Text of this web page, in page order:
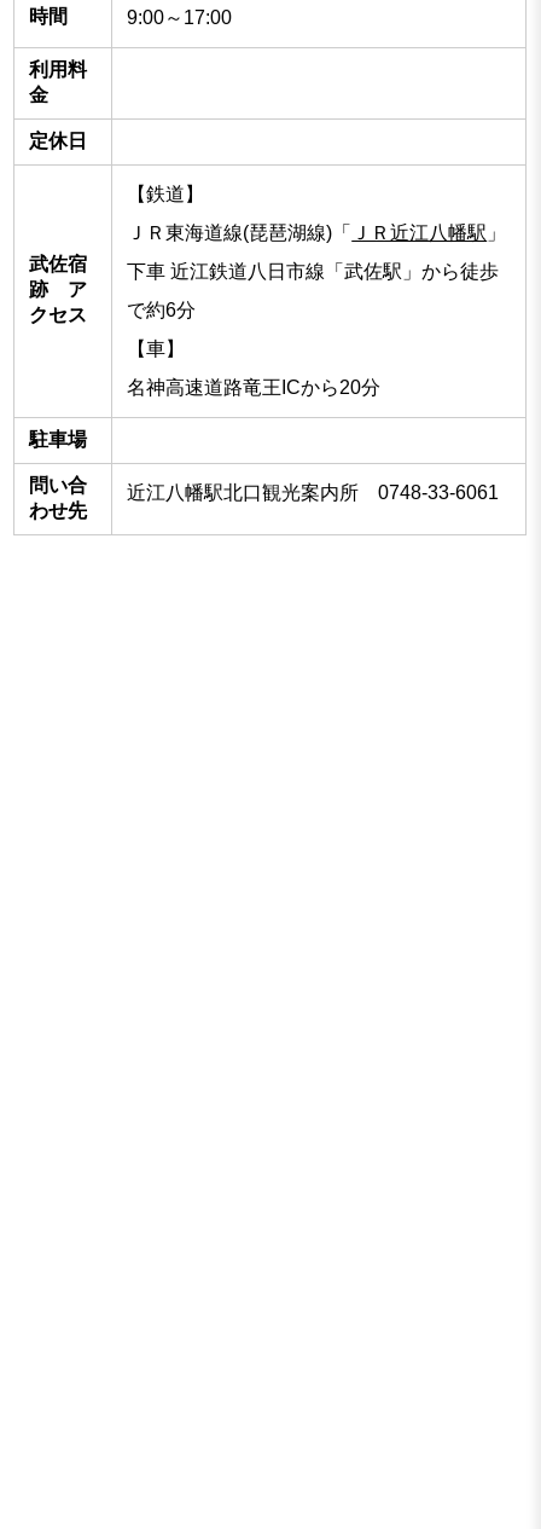
時間 9:00～17:00
利用料
金
定休日
武佐宿
跡 ア
クセス
【鉄道】
ＪＲ東海道線(琵琶湖線)「
ＪＲ近江八幡駅 」
下車 近江鉄道八日市線「武佐駅」から徒歩
で約6分
【車】
名神高速道路竜王ICから20分
駐車場
問い合
わせ先
近江八幡駅北口観光案内所 0748-33-6061